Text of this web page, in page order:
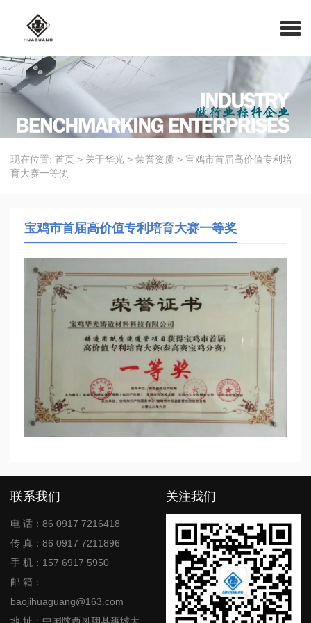
现在位置: 首页 > 关于华光 > 荣誉资质 > 宝鸡市首届高价值专利培
育大赛一等奖
宝鸡市首届高价值专利培育大赛一等奖
联系我们
电 话：86 0917 7216418
传 真：86 0917 7211896
手 机：157 6917 5950
邮 箱：
baojihuaguang@163.com
关注我们